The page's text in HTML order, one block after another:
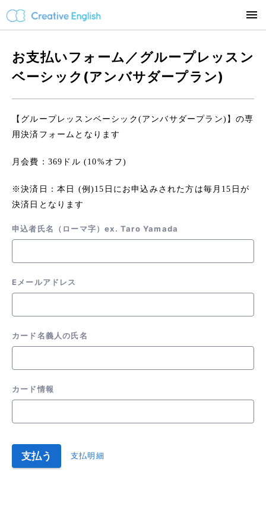
お支払いフォーム／グループレッスン
ベーシック(アンバサダープラン)
【グループレッスンベーシック(アンバサダープラン)】の専
用決済フォームとなります
月会費：369ドル (10%オフ)
※決済日：本日 (例)15日にお申込みされた方は毎月15日が
決済日となります
申込者氏名（ローマ字）ex. Taro Yamada
Eメールアドレス
カード名義人の氏名
カード情報
支払う 支払明細